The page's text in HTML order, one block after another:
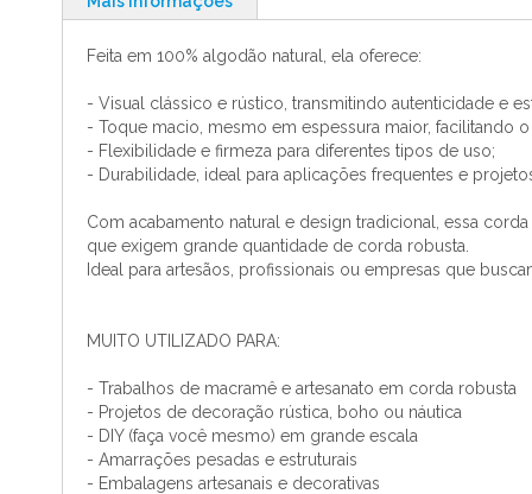
imagens
Feita em 100% algodão natural, ela oferece:
- Visual clássico e rústico, transmitindo autenticidade e
- Toque macio, mesmo em espessura maior, facilitando o
- Flexibilidade e firmeza para diferentes tipos de uso;
- Durabilidade, ideal para aplicações frequentes e
Com acabamento natural e design tradicional, essa
que exigem grande quantidade de corda robusta.
Ideal para artesãos, profissionais ou empresas que
MUITO UTILIZADO PARA:
- Trabalhos de macramê e artesanato em corda robusta
- Projetos de decoração rústica, boho ou náutica
- DIY (faça você mesmo) em grande escala
- Amarrações pesadas e estruturais
- Embalagens artesanais e decorativas